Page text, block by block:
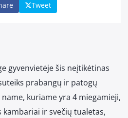
Tweet
gyvenvietėje šis neįtikėtinas
prabangų ir patogų
kuriame yra 4 miegamieji,
ir svečių tualetas,